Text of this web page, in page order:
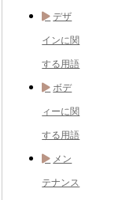
デザ
インに関
する用語
ボデ
ィーに関
する用語
メン
テナンス